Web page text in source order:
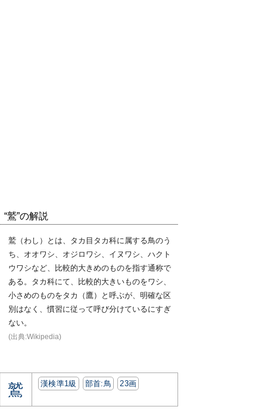
“鷲”の解説
鷲（わし）とは、タカ目タカ科に属する鳥のう
ち、オオワシ、オジロワシ、イヌワシ、ハクト
ウワシなど、比較的大きめのものを指す通称で
ある。タカ科にて、比較的大きいものをワシ、
小さめのものをタカ（鷹）と呼ぶが、明確な区
別はなく、慣習に従って呼び分けているにすぎ
ない。
(出典:Wikipedia)
鷲 漢検準1級 部首:⿃ 23画